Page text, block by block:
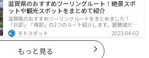
滋賀県のおすすめツーリングルート！絶景スポ
ットや観光スポットをまとめて紹介
滋賀県のおすすめツーリングルートをまとめました！
「北部」「南部」の2つのルート紹介します。琵琶湖だけ
でなく、比叡山ドライブウェイなどの山を楽しめるスポ
ットも多数あります。バイクで滋賀県にツーリングに行
く際は参考にしてください。
モトスポット 2023-04-02
もっと見る